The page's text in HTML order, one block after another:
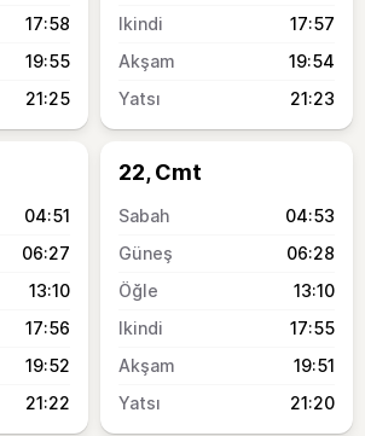
17:58
19:55
21:25
17:57
19:54
21:23
04:51
06:27
13:10
17:56
19:52
21:22
22, Cmt
04:53
06:28
13:10
17:55
19:51
21:20